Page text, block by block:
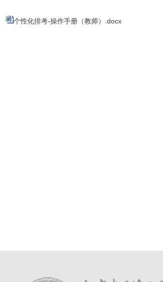
个性化排考-操作手册（教师）.docx